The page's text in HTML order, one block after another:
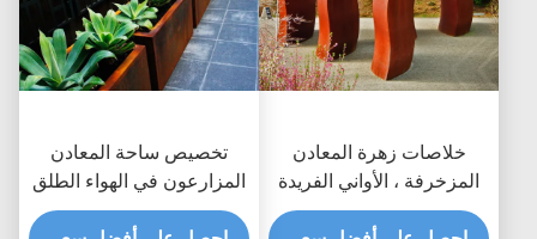
خلاصات زهرة المعادن
المزخرفة ، الأواني الفريدة
كورتين الصلب الأواني
تخصيص ساحة المعادن
المزارعون في الهواء الطلق
كورتين ارتفاع المواد 50 سم